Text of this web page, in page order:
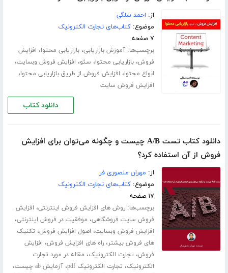
از: احمد سلگی
موضوع:کتاب‌های تجارت الکترونیک
۷ صفحه
برچسب‌ها:آموزش بازاریابی،بازاریابی محتوا، افزایش
فروش،بازاریابی محتوا، سئو، افزایش فروش وبسایت،
انواع محتوا، افزایش فروش از طریق بازاریابی محتوا،
افزایش فروش سایت
دانلود کتاب
دانلود کتاب تست A/B چیست و چگونه می‌توان برای افزایش
فروش از آن استفاده کرد؟
از: مهران منصوری فر
موضوع:کتاب‌های تجارت الکترونیک
۱۷ صفحه
برچسب‌ها:روش های افزایش فروش اینترنتی، افزایش
فروش سایت فروشگاهی، موفقیت در فروش اینترنتی،
افزایش فروش وبسایت، اصول افزایش فروش، تکنیک
های فروش بیشتر،راه های افزایش فروش، افزایش
فروش، تجارت الکترونیک، مقاله در مورد تجارت
الکترونیک، تجارت الکترونیک pdf ،آزمایش ab چیست ،